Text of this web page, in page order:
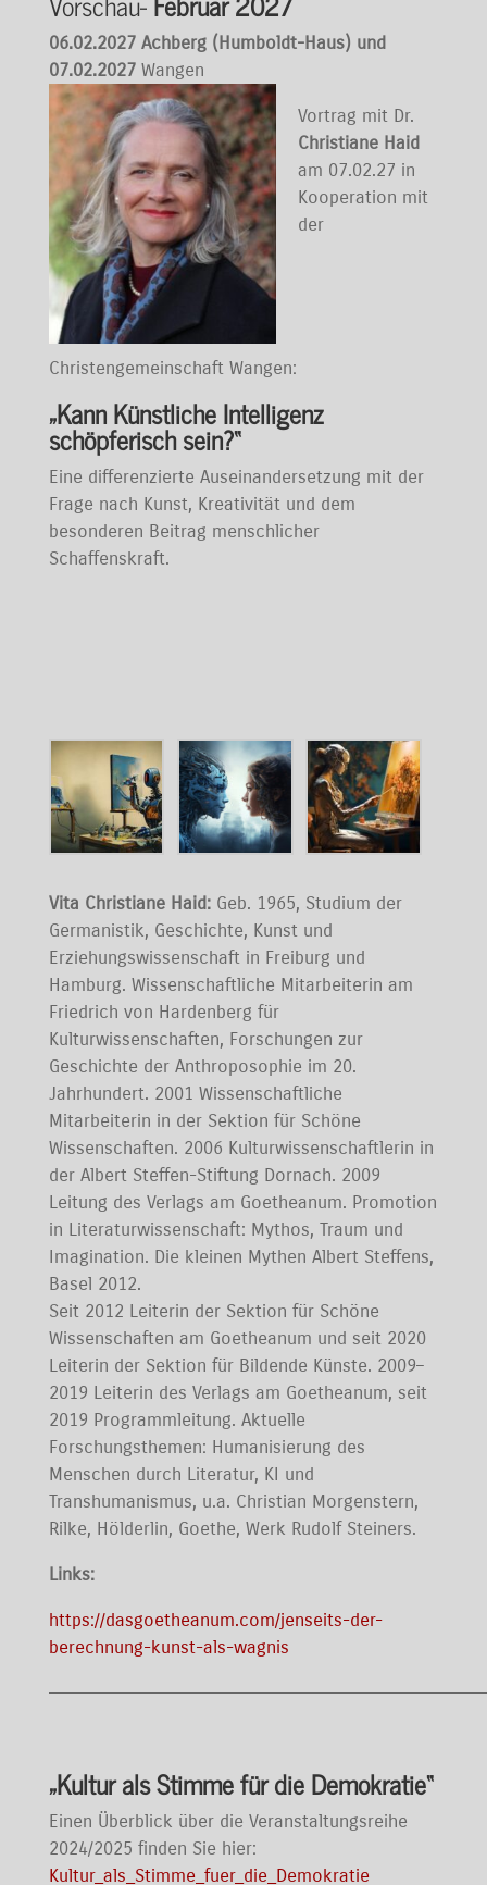
06.02.2027 Achberg (Humboldt-Haus) und
07.02.2027Wangen
Vortrag mit Dr.
Christiane Haid
am 07.02.27 in
Kooperation mit
der
Christengemeinschaft Wangen:
„Kann Künstliche Intelligenz
schöpferisch sein?“
Eine differenzierte Auseinandersetzung mit der
Frage nach Kunst, Kreativität und dem
besonderen Beitrag menschlicher
Schaffenskraft.
Vita Christiane Haid: Geb. 1965, Studium der
Germanistik, Geschichte, Kunst und
Erziehungswissenschaft in Freiburg und
Hamburg. Wissenschaftliche Mitarbeiterin am
Friedrich von Hardenberg für
Kulturwissenschaften, Forschungen zur
Geschichte der Anthroposophie im 20.
Jahrhundert. 2001 Wissenschaftliche
Mitarbeiterin in der Sektion für Schöne
Wissenschaften. 2006 Kulturwissenschaftlerin in
der Albert Steffen-Stiftung Dornach. 2009
Leitung des Verlags am Goetheanum. Promotion
in Literaturwissenschaft: Mythos, Traum und
Imagination. Die kleinen Mythen Albert Steffens,
Basel 2012.
Seit 2012 Leiterin der Sektion für Schöne
Wissenschaften am Goetheanum und seit 2020
Leiterin der Sektion für Bildende Künste. 2009–
2019 Leiterin des Verlags am Goetheanum, seit
2019 Programmleitung. Aktuelle
Forschungsthemen: Humanisierung des
Menschen durch Literatur, KI und
Transhumanismus, u.a. Christian Morgenstern,
Rilke, Hölderlin, Goethe, Werk Rudolf Steiners.
Links:
https://dasgoetheanum.com/jenseits-der-
berechnung-kunst-als-wagnis
„Kultur als Stimme für die Demokratie“
Einen Überblick über die Veranstaltungsreihe
2024/2025 finden Sie hier:
Kultur_als_Stimme_fuer_die_Demokratie